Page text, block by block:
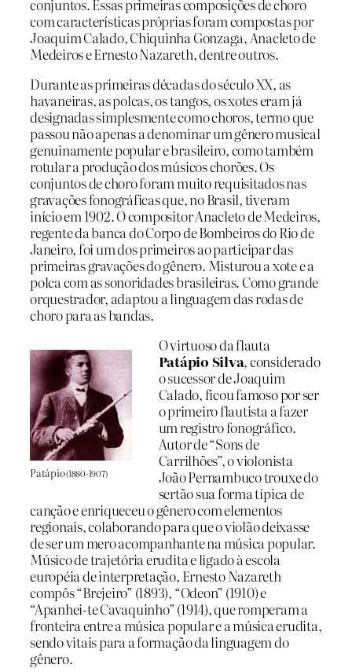
conjuntos. Essas primeiras composições de choro
com características próprias foram compostas por
Joaquim Calado, Chiquinha Gonzaga, Anacleto de
Medeiros e Ernesto Nazareth, dentre outros.
Durante as primeiras décadas do século XX, as
havaneiras, as polcas, os tangos, os xotes eram já
designadas simplesmente como choros, termo que
passou não apenas a denominar um gênero musical
genuinamente popular e brasileiro, como também
rotular a produção dos músicos chorões. Os
conjuntos de choro foram muito requisitados nas
gravações fonográficas que, no Brasil, tiveram
início em 1902. O compositor Anacleto de Medeiros,
regente da banca do Corpo de Bombeiros do Rio de
Janeiro, foi um dos primeiros ao participar das
primeiras gravações do gênero. Misturou a xote e a
polca com as sonoridades brasileiras. Como grande
orquestrador, adaptou a linguagem das rodas de
choro para as bandas.
Patápio(1880-1907)
O virtuoso da flauta
Patápio Silva, considerado
o sucessor de Joaquim
Calado, ficou famoso por ser
o primeiro flautista a fazer
um registro fonográfico.
Autor de “Sons de
Carrilhões”, o violonista
João Pernambuco trouxe do
sertão sua forma típica de
canção e enriqueceu o gênero com elementos
regionais, colaborando para que o violão deixasse
de ser um mero acompanhante na música popular.
Músico de trajetória erudita e ligado à escola
européia de interpretação, Ernesto Nazareth
compôs “Brejeiro” (1893), “Odeon” (1910) e
“Apanhei-te Cavaquinho” (1914), que romperam a
fronteira entre a música popular e a música erudita,
sendo vitais para a formação da linguagem do
gênero.